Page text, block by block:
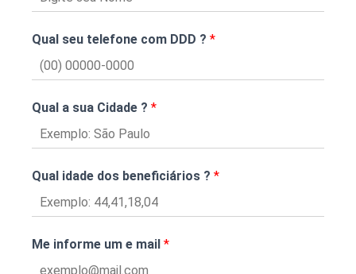
Qual seu telefone com DDD ? *
Qual a sua Cidade ? *
Qual idade dos beneficiários ? *
Me informe um e mail *